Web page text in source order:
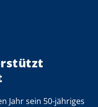
Jahr sein 50-jähriges